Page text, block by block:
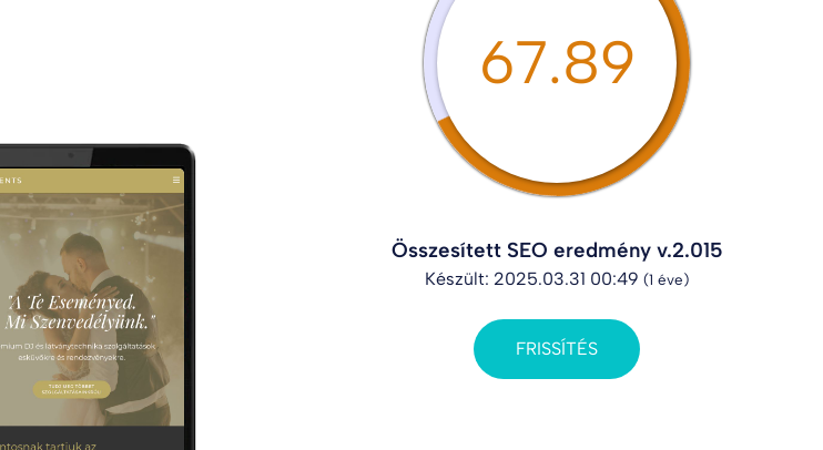
67.89
Összesített SEO eredmény v.2.015
Készült: 2025.03.31 00:49(1 éve)
FRISSÍTÉS